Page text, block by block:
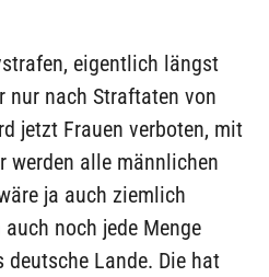
eigentlich längst
nur nach Straftaten von
jetzt Frauen verboten, mit
werden alle männlichen
ja auch ziemlich
noch jede Menge
Lande. Die hat